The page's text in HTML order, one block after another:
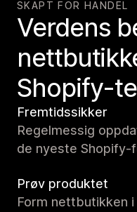
SKAPT FOR HANDEL
Verdens
Shopify-
Fremtidssikker
Regelmessig
de nyeste Shopify-
Prøv produktet
Form nettbutikken